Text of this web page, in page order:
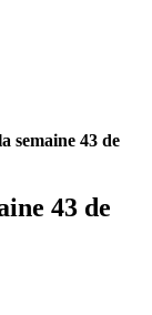
semaine 43 de
43 de